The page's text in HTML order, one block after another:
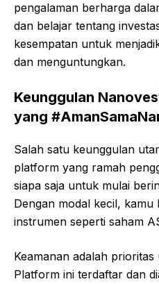
pengalaman berharga
dan belajar tentang
kesempatan untuk
dan menguntungkan.
Keunggulan
yang
Salah satu keunggulan
platform yang ramah
siapa saja untuk mulai
Dengan modal kecil, kamu
instrumen seperti saham
Keamanan adalah prioritas
Platform ini terdaftar dan